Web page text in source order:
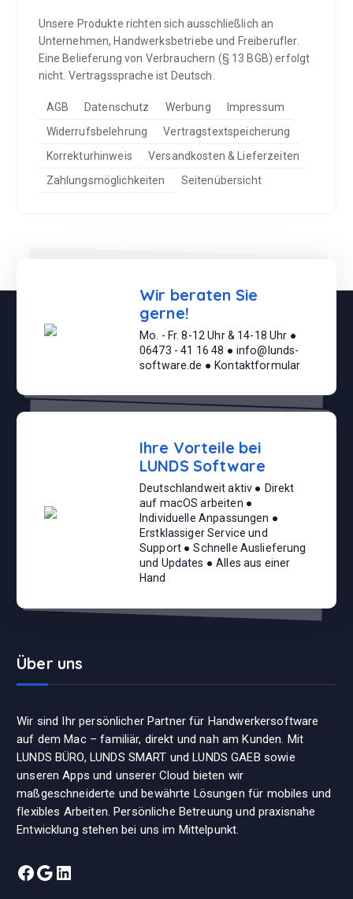
Unsere Produkte richten sich ausschließlich an
Unternehmen, Handwerksbetriebe und Freiberufler.
Eine Belieferung von Verbrauchern (§ 13 BGB) erfolgt
nicht. Vertragssprache ist Deutsch.
AGB Datenschutz Werbung
Impressum
Widerrufsbelehrung
Vertragstextspeicherung
Korrekturhinweis
Versandkosten & Lieferzeiten
Zahlungsmöglichkeiten
Seitenübersicht
Wir beraten Sie
gerne!
Mo. - Fr. 8-12 Uhr & 14-18 Uhr ●
06473 - 41 16 48 ● info@lunds-
software.de ● Kontaktformular
Ihre Vorteile bei
LUNDS Software
Deutschlandweit aktiv ● Direkt
auf macOS arbeiten ●
Individuelle Anpassungen ●
Erstklassiger Service und
Support ● Schnelle Auslieferung
und Updates ● Alles aus einer
Hand
Über uns
Wir sind Ihr persönlicher Partner für Handwerkersoftware
auf dem Mac – familiär, direkt und nah am Kunden. Mit
LUNDS BÜRO, LUNDS SMART und LUNDS GAEB sowie
unseren Apps und unserer Cloud bieten wir
maßgeschneiderte und bewährte Lösungen für mobiles und
flexibles Arbeiten. Persönliche Betreuung und praxisnahe
Entwicklung stehen bei uns im Mittelpunkt.
Facebook Google LinkedIn